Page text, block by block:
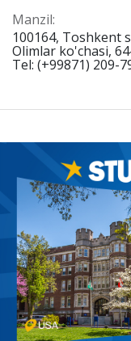
Manzil:
100164, Toshkent
Olimlar ko'chasi,
Tel: (+99871) 209-